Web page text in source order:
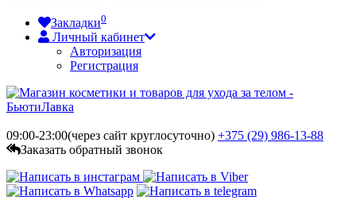
Закладки0
Личный кабинет
Авторизация
Регистрация
09:00-23:00(через сайт круглосуточно) +375 (29) 986-13-88
Заказать обратный звонок